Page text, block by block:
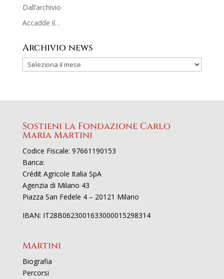
Dall’archivio
Accadde il…
Archivio news
Sostieni la Fondazione Carlo
Maria Martini
Codice Fiscale: 97661190153
Banca:
Crédit Agricole Italia SpA
Agenzia di Milano 43
Piazza San Fedele 4 – 20121 Milano
IBAN: IT28B0623001633000015298314
Martini
Biografia
Percorsi